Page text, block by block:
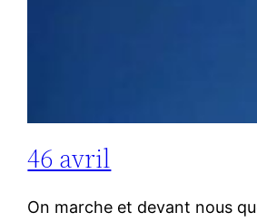
46 avril
On marche et devant nous